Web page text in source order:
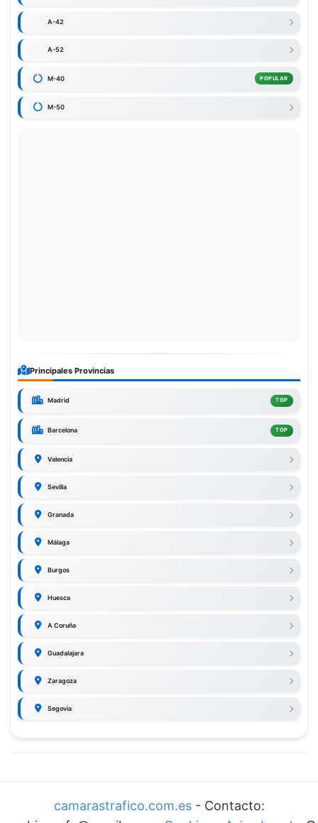
A-42
A-52
M-40 POPULAR
M-50
Principales Provincias
Madrid TOP
Barcelona TOP
Valencia
Sevilla
Granada
Málaga
Burgos
Huesca
A Coruña
Guadalajara
Zaragoza
Segovia
camarastrafico.com.es- Contacto: